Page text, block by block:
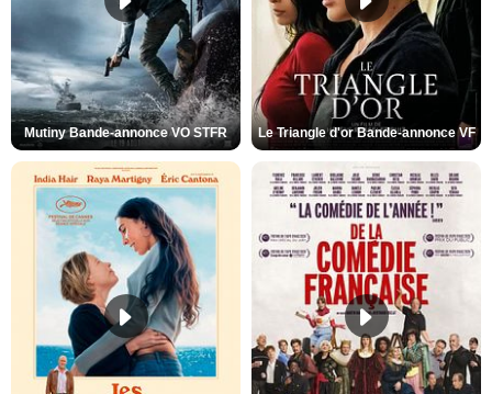
Mutiny Bande-annonce VO STFR Le Triangle d'or Bande-annonce VF